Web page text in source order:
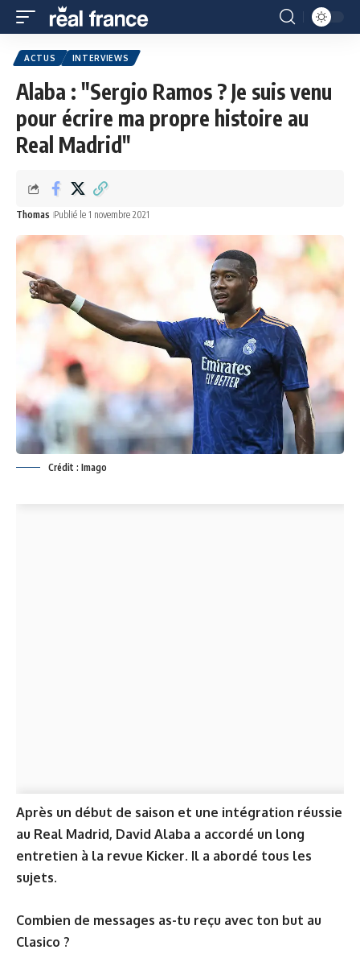
ACTUS INTERVIEWS
Alaba : "Sergio Ramos ? Je suis venu
pour écrire ma propre histoire au
Real Madrid"
Thomas Publié le 1 novembre 2021
Crédit : Imago
Après un début de saison et une intégration réussie
au Real Madrid, David Alaba a accordé un long
entretien à la revue Kicker. Il a abordé tous les
sujets.
Combien de messages as-tu reçu avec ton but au
Clasico ?